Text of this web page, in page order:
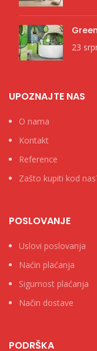
23
UPOZNAJTE NAS
O nama
Kontakt
Reference
Zašto kupiti kod
POSLOVANJE
Uslovi poslovanja
Naćin plaćanja
Sigurnost plaćanja
Način dostave
PODRŠKA